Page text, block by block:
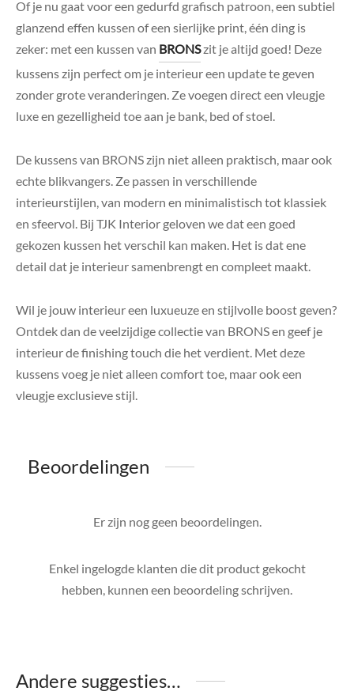
Of je nu gaat voor een gedurfd grafisch patroon, een subtiel
glanzend effen kussen of een sierlijke print, één ding is
zeker: met een kussen van BRONSzit je altijd goed! Deze
kussens zijn perfect om je interieur een update te geven
zonder grote veranderingen. Ze voegen direct een vleugje
luxe en gezelligheid toe aan je bank, bed of stoel.
De kussens van BRONS zijn niet alleen praktisch, maar ook
echte blikvangers. Ze passen in verschillende
interieurstijlen, van modern en minimalistisch tot klassiek
en sfeervol. Bij TJK Interior geloven we dat een goed
gekozen kussen het verschil kan maken. Het is dat ene
detail dat je interieur samenbrengt en compleet maakt.
Wil je jouw interieur een luxueuze en stijlvolle boost geven?
Ontdek dan de veelzijdige collectie van BRONS en geef je
interieur de finishing touch die het verdient. Met deze
kussens voeg je niet alleen comfort toe, maar ook een
vleugje exclusieve stijl.
Beoordelingen
Er zijn nog geen beoordelingen.
Enkel ingelogde klanten die dit product gekocht
hebben, kunnen een beoordeling schrijven.
Andere suggesties…